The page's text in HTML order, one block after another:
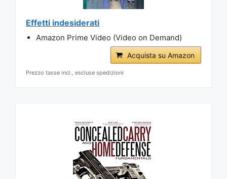
Effetti indesiderati
Amazon Prime Video (Video on Demand)
Acquista su Amazon
Prezzo tasse incl., escluse spedizioni